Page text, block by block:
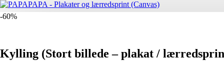
-60%
Kylling (Stort billede – plakat /